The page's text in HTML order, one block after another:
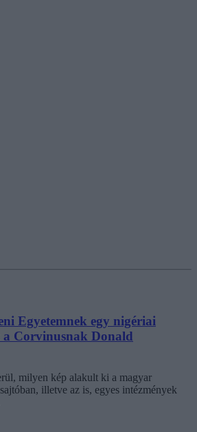
Egyetemnek egy nigériai
a Corvinusnak Donald
milyen kép alakult ki a magyar
illetve az is, egyes intézmények